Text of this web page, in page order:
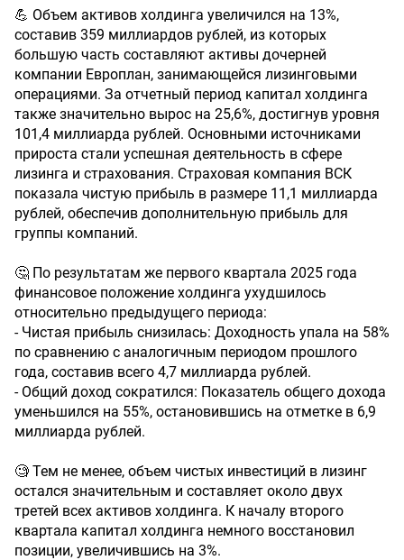
💪 Объем активов холдинга увеличился на 13%,
составив 359 миллиардов рублей, из которых
большую часть составляют активы дочерней
компании Европлан, занимающейся лизинговыми
операциями. За отчетный период капитал холдинга
также значительно вырос на 25,6%, достигнув уровня
101,4 миллиарда рублей. Основными источниками
прироста стали успешная деятельность в сфере
лизинга и страхования. Страховая компания ВСК
показала чистую прибыль в размере 11,1 миллиарда
рублей, обеспечив дополнительную прибыль для
группы компаний.
🤔 По результатам же первого квартала 2025 года
финансовое положение холдинга ухудшилось
относительно предыдущего периода:
- Чистая прибыль снизилась: Доходность упала на 58%
по сравнению с аналогичным периодом прошлого
года, составив всего 4,7 миллиарда рублей.
- Общий доход сократился: Показатель общего дохода
уменьшился на 55%, остановившись на отметке в 6,9
миллиарда рублей.
🧐 Тем не менее, объем чистых инвестиций в лизинг
остался значительным и составляет около двух
третей всех активов холдинга. К началу второго
квартала капитал холдинга немного восстановил
позиции, увеличившись на 3%.